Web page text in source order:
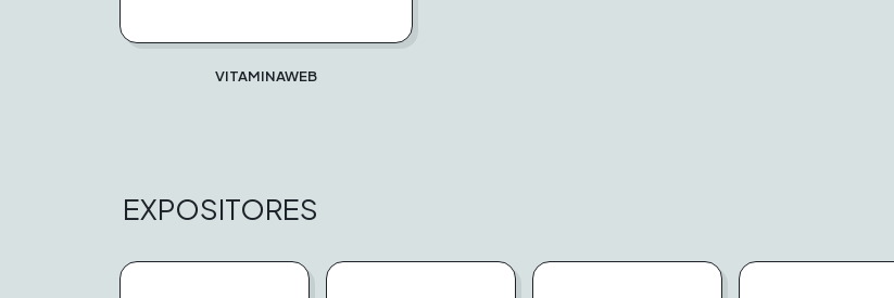
VITAMINAWEB
EXPOSITORES